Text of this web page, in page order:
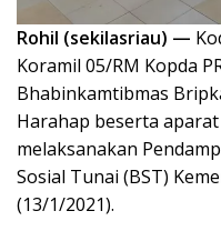
Rohil (sekilasriau) —
Koramil 05/RM Kopda
Bhabinkamtibmas
Harahap beserta
melaksanakan
Sosial Tunai (BST)
(13/1/2021).